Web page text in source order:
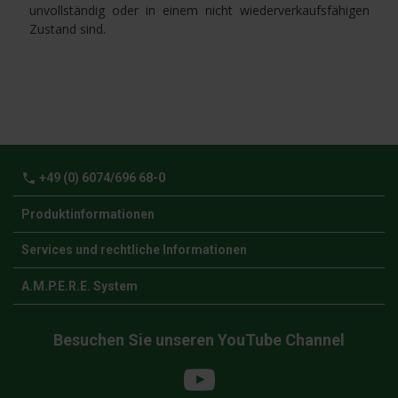
unvollständig oder in einem nicht wiederverkaufsfähigen
Zustand sind.
phone +49 (0) 6074/696 68-0
Produktinformationen
Services und rechtliche Informationen
A.M.P.E.R.E. System
Besuchen Sie unseren YouTube Channel
YouTube